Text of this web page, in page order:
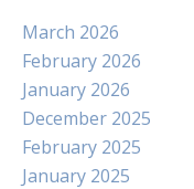
March 2026
February 2026
January 2026
December 2025
February 2025
January 2025